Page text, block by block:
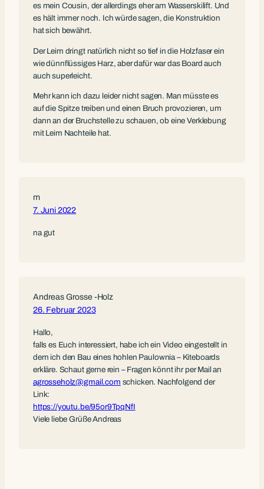
es mein Cousin, der allerdings eher am Wasserskilift. Und
es hält immer noch. Ich würde sagen, die Konstruktion
hat sich bewährt.
Der Leim dringt natürlich nicht so tief in die Holzfaser ein
wie dünnflüssiges Harz, aber dafür war das Board auch
auch superleicht.
Mehr kann ich dazu leider nicht sagen. Man müsste es
auf die Spitze treiben und einen Bruch provozieren, um
dann an der Bruchstelle zu schauen, ob eine Verklebung
mit Leim Nachteile hat.
m
7. Juni 2022
na gut
Andreas Grosse -Holz
26. Februar 2023
Hallo,
falls es Euch interessiert, habe ich ein Video eingestellt in
dem ich den Bau eines hohlen Paulownia – Kiteboards
erkläre. Schaut gerne rein – Fragen könnt ihr per Mail an
agrosseholz@gmail.com schicken. Nachfolgend der
Link:
https://youtu.be/95or9TpqNfI
Viele liebe Grüße Andreas